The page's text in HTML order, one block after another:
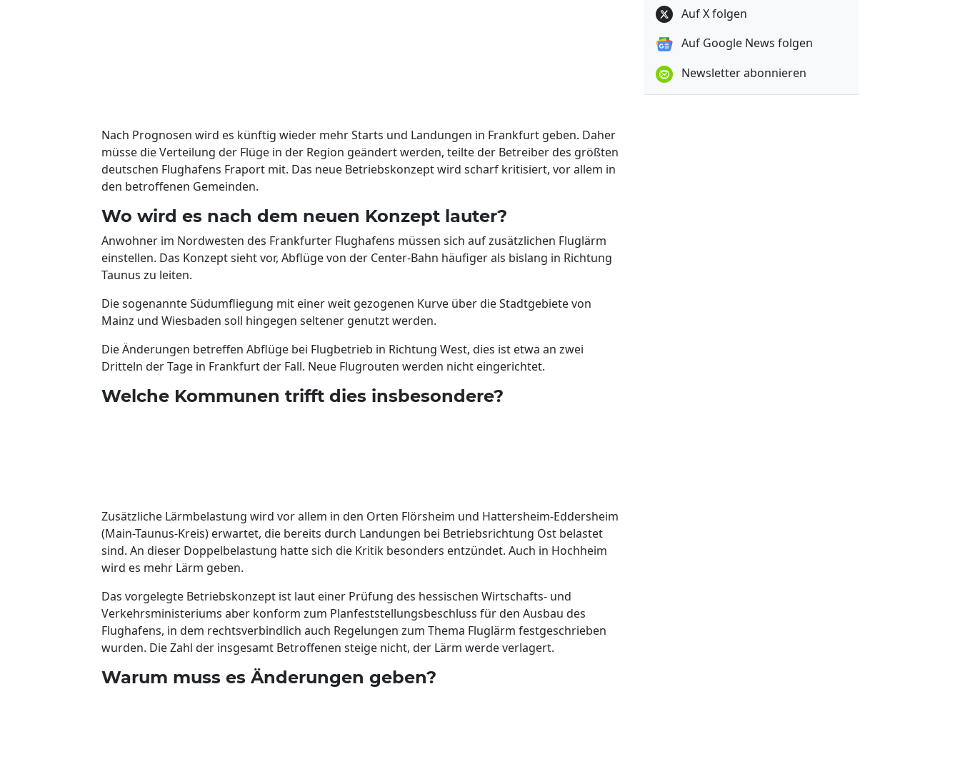
Nach Prognosen wird es künftig wieder mehr Starts und Landungen in Frankfurt geben. Daher
müsse die Verteilung der Flüge in der Region geändert werden, teilte der Betreiber des größten
deutschen Flughafens Fraport mit. Das neue Betriebskonzept wird scharf kritisiert, vor allem in
den betroffenen Gemeinden.
Wo wird es nach dem neuen Konzept lauter?
Anwohner im Nordwesten des Frankfurter Flughafens müssen sich auf zusätzlichen Fluglärm
einstellen. Das Konzept sieht vor, Abflüge von der Center-Bahn häufiger als bislang in Richtung
Taunus zu leiten.
Die sogenannte Südumfliegung mit einer weit gezogenen Kurve über die Stadtgebiete von
Mainz und Wiesbaden soll hingegen seltener genutzt werden.
Die Änderungen betreffen Abflüge bei Flugbetrieb in Richtung West, dies ist etwa an zwei
Dritteln der Tage in Frankfurt der Fall. Neue Flugrouten werden nicht eingerichtet.
Welche Kommunen trifft dies insbesondere?
Zusätzliche Lärmbelastung wird vor allem in den Orten Flörsheim und Hattersheim-Eddersheim
(Main-Taunus-Kreis) erwartet, die bereits durch Landungen bei Betriebsrichtung Ost belastet
sind. An dieser Doppelbelastung hatte sich die Kritik besonders entzündet. Auch in Hochheim
wird es mehr Lärm geben.
Das vorgelegte Betriebskonzept ist laut einer Prüfung des hessischen Wirtschafts- und
Verkehrsministeriums aber konform zum Planfeststellungsbeschluss für den Ausbau des
Flughafens, in dem rechtsverbindlich auch Regelungen zum Thema Fluglärm festgeschrieben
wurden. Die Zahl der insgesamt Betroffenen steige nicht, der Lärm werde verlagert.
Warum muss es Änderungen geben?
Auf X folgen
Auf Google News folgen
Newsletter abonnieren